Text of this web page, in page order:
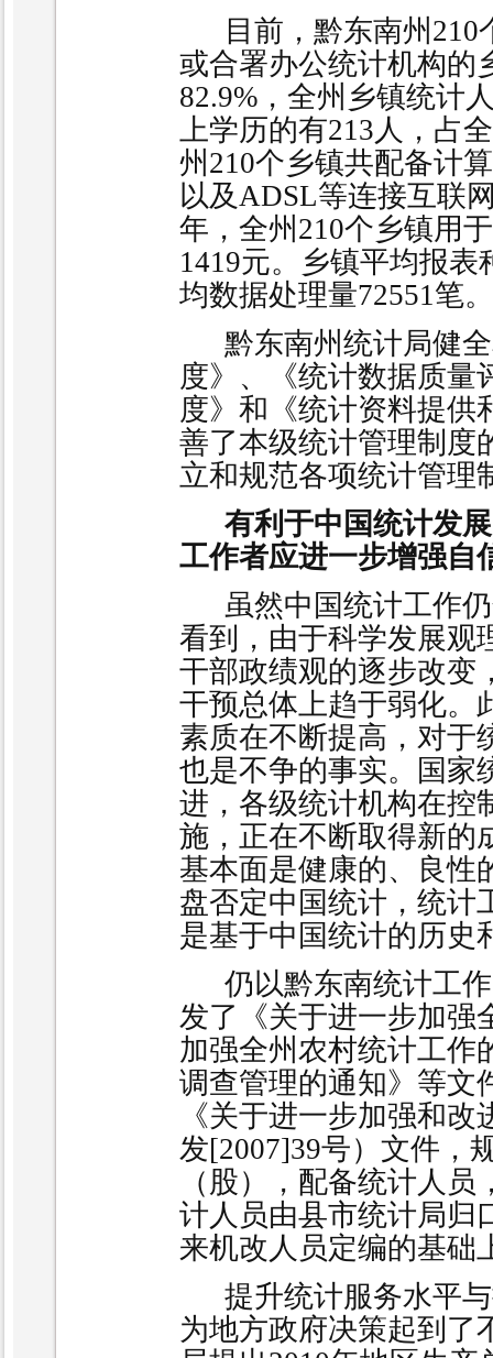
目前，黔东南州 210
或合署办公统计机构的
82.9% ，全州乡镇统计
上学历的有213人，占
州 210个乡镇共配备计
以及ADSL等连接互联
年，全州 210个乡镇用
1419元。乡镇平均报表
均数据处理量72551笔。
黔东南州统计局健
度》、《统计数据质量
度》和《统计资料提供
善了本级统计管理制度
立和规范各项统计管理
有利于中国统计发
工作者应进一步增强自
虽然中国统计工作
看到，由于科学发展观
干部政绩观的逐步改变
干预总体上趋于弱化。
素质在不断提高，对于
也是不争的事实。国家
进，各级统计机构在控
施，正在不断取得新的
基本面是健康的、良性
盘否定中国统计，统计
是基于中国统计的历史
仍以黔东南统计工
发了《关于进一步加强
加强全州农村统计工作
调查管理的通知》等文
《关于进一步加强和
发[2007]39号）文件，
（股），配备统计人
计人员由县市统计局归
来机改人员定编的基础
提升统计服务水平
为地方政府决策起到了